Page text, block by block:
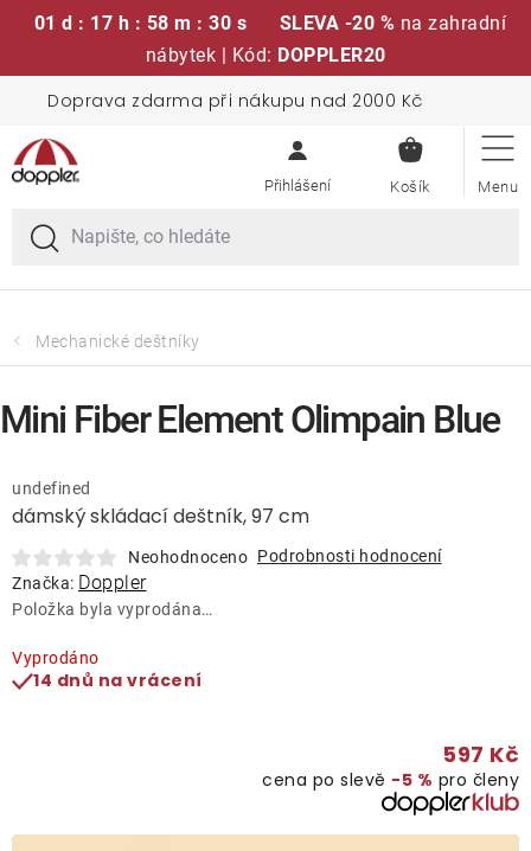
01 d : 17 h : 58 m : 30 s SLEVA -20 % na zahradní
nábytek | Kód: DOPPLER20
obsah
Doprava zdarma při nákupu nad 2000 Kč
KOŠÍK
Sedací soupravy
Slunečníky
Křesla a židle
Doplňky
Deštníky
Mechanické deštníky
dámský skládací deštník, 97 cm
undefined
Neohodnoceno Podrobnosti hodnocení
Značka: Doppler
Položka byla vyprodána…
Vyprodáno
14 dnů na vrácení
597 Kč
cena po slevě −5 % pro členy
Mini Fiber Element Olimpain Blue